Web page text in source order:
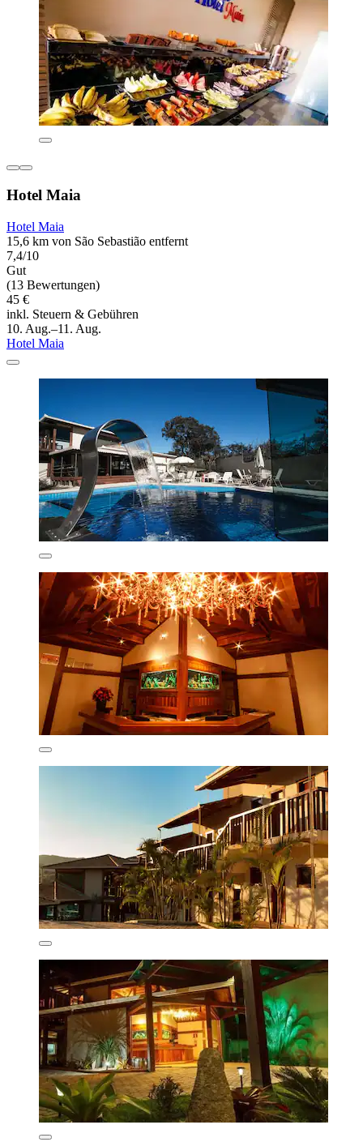
Hotel Maia
Hotel Maia
15,6 km von São Sebastião entfernt
7,4/10
Gut
(13 Bewertungen)
45 €
inkl. Steuern & Gebühren
10. Aug.–11. Aug.
Hotel Maia